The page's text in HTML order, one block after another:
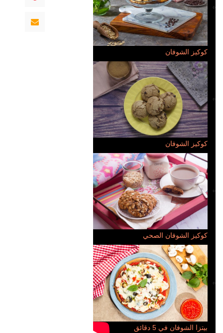
كوكيز الشوفان
كوكيز الشوفان
كوكيز الشوفان الصحي
بيتزا الشوفان في 5 دقائق